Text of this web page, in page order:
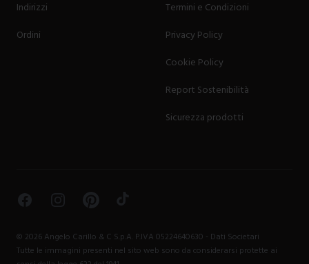
Indirizzi
Ordini
Termini e Condizioni
Privacy Policy
Cookie Policy
Report Sostenibilità
Sicurezza prodotti
FacebookInstagramPinterestTikTok
© 2026 Angelo Carillo & C S.p.A. P.IVA 05224640630 - Dati Societari
Tutte le immagini presenti nel sito web sono da considerarsi protette ai